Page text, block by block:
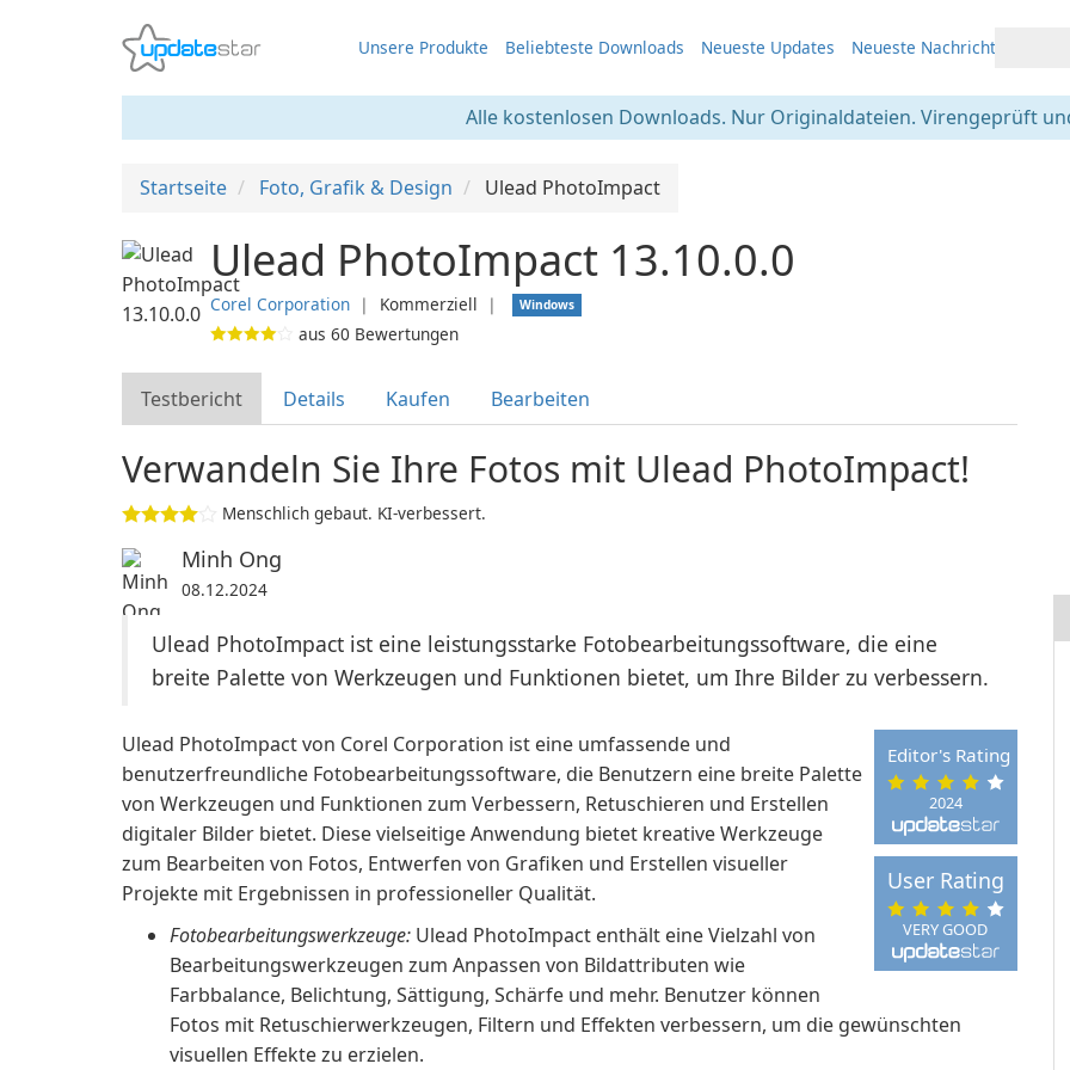
Unsere Produkte Beliebteste Downloads Neueste Updates Neueste Nachrichten
Alle kostenlosen Downloads. Nur Originaldateien. Virengeprüft
Startseite Foto, Grafik & Design Ulead PhotoImpact
Ulead PhotoImpact 13.10.0.0
Corel Corporation ❘ Kommerziell ❘ Windows
aus 60 Bewertungen
Testbericht Details Kaufen Bearbeiten
Verwandeln Sie Ihre Fotos mit Ulead PhotoImpact!
Menschlich gebaut. KI-verbessert.
Minh Ong
08.12.2024
Ulead PhotoImpact ist eine leistungsstarke Fotobearbeitungssoftware, die eine
breite Palette von Werkzeugen und Funktionen bietet, um Ihre Bilder zu verbessern.
2024
Editor's Rating
VERY GOOD
User Rating
Ulead PhotoImpact von Corel Corporation ist eine umfassende und
benutzerfreundliche Fotobearbeitungssoftware, die Benutzern eine breite Palette
von Werkzeugen und Funktionen zum Verbessern, Retuschieren und Erstellen
digitaler Bilder bietet. Diese vielseitige Anwendung bietet kreative Werkzeuge
zum Bearbeiten von Fotos, Entwerfen von Grafiken und Erstellen visueller
Projekte mit Ergebnissen in professioneller Qualität.
Fotobearbeitungswerkzeuge: Ulead PhotoImpact enthält eine Vielzahl von
Bearbeitungswerkzeugen zum Anpassen von Bildattributen wie
Farbbalance, Belichtung, Sättigung, Schärfe und mehr. Benutzer können
Fotos mit Retuschierwerkzeugen, Filtern und Effekten verbessern, um die gewünschten
visuellen Effekte zu erzielen.